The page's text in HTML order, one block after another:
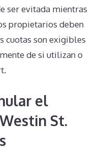
ser evitada mientras
propietarios deben
cuotas son exigibles
de si utilizan o
el
St.